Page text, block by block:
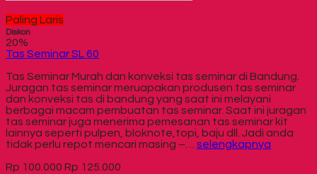
Paling Laris
Diskon
20%
Tas Seminar SL 60
Tas Seminar Murah dan konveksi tas seminar di Bandung.
Juragan tas seminar meruapakan produsen tas seminar
dan konveksi tas di bandung yang saat ini melayani
berbagai macam pembuatan tas seminar. Saat ini juragan
tas seminar juga menerima pemesanan tas seminar kit
lainnya seperti pulpen, bloknote,topi, baju dll. Jadi anda
tidak perlu repot mencari masing –… selengkapnya
Rp 100.000 Rp 125.000